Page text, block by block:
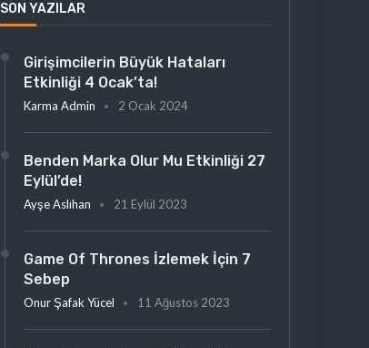
SON YAZILAR
Girişimcilerin Büyük Hataları
Etkinliği 4 Ocak’ta!
Karma Admin 2 Ocak 2024
Benden Marka Olur Mu Etkinliği 27
Eylül’de!
Ayşe Aslıhan 21 Eylül 2023
Game Of Thrones İzlemek İçin 7
Sebep
Onur Şafak Yücel 11 Ağustos 2023